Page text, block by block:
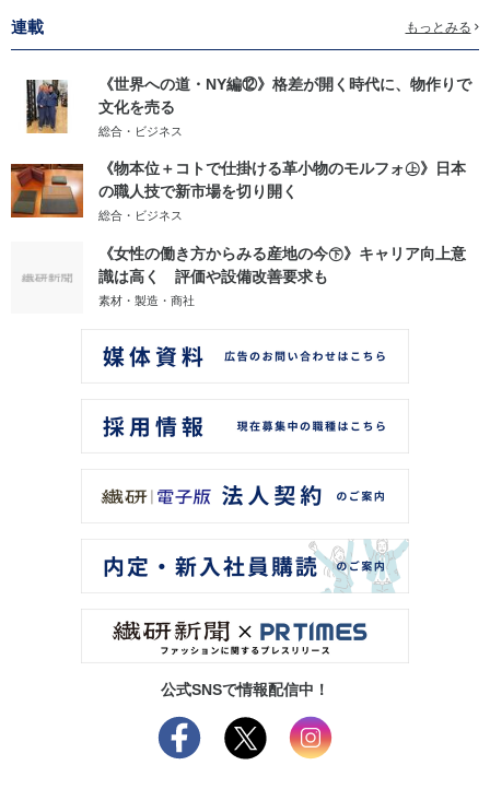
連載 もっとみる
《世界への道・NY編⑫》格差が開く時代に、物作りで
文化を売る
総合・ビジネス
《物本位＋コトで仕掛ける革小物のモルフォ㊤》日本
の職人技で新市場を切り開く
総合・ビジネス
《女性の働き方からみる産地の今㊦》キャリア向上意
識は高く 評価や設備改善要求も
素材・製造・商社
公式SNSで情報配信中！